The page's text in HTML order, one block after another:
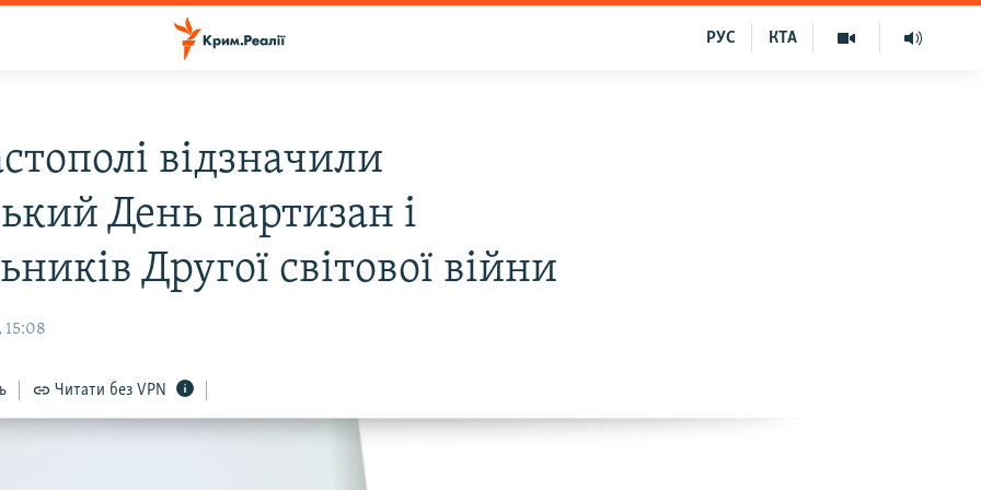
КТА
РУС
відзначили
День партизан і
Другої світової війни
15:08
Читати без VPN